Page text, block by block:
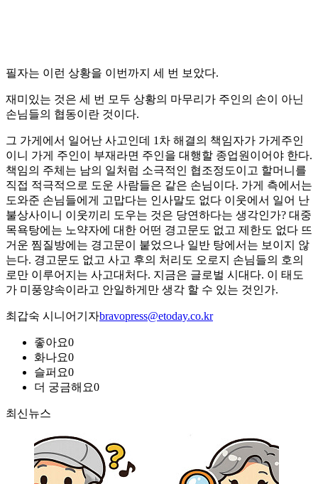
필자는 이런 상황을 이번까지 세 번 보았다.
재미있는 것은 세 번 모두 상황의 마무리가 주인의 손이 아닌
손님들의 협동이란 것이다.
그 가게에서 일어난 사고인데 1차 해결의 책임자가 가게주인
이니 가게 주인이 부재라면 주인을 대행할 종업원이어야 한다.
책임의 주체는 남의 일처럼 소극적인 협조정도이고 할머니를
직접 적극적으로 도운 사람들은 같은 손님이다. 가게 측에서는
도와준 손님들에게 고맙다는 인사말도 없다 이웃에서 일어 난
불상사이니 이웃끼리 도우는 것은 당연하다는 생각인가? 대중
목욕탕에는 노약자에 대한 어떤 경고문도 없고 제한도 없다 뜨
거운 찜질방에는 경고문이 붙었으나 일반 탕에서는 보이지 않
는다. 경고문도 없고 사고 후의 처리도 오로지 손님들의 호의
로만 이루어지는 사고대처다. 지금은 글로벌 시대다. 이 태도
가 미풍양속이라고 안일하게만 생각 할 수 있는 것인가.
최갑숙 시니어기자bravopress@etoday.co.kr
좋아요0
화나요0
슬퍼요0
더 궁금해요0
최신뉴스